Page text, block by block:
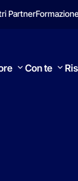
Partner
Con te